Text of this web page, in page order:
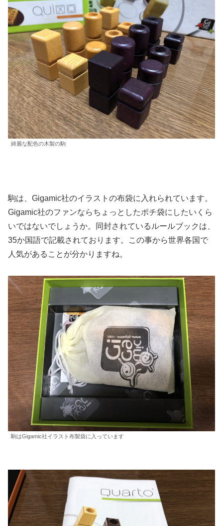
綺麗な配色の木製の駒
駒は、Gigamic社のイラストの布袋に入れられています。
Gigamic社のファンならちょっとしたポチ袋にしたいくら
いではないでしょうか。同封されているルールブックは、
35か国語で記載されております。この事から世界各国で
人気があることが分かりますね。
駒はGigamic社イラスト布製袋に入っています